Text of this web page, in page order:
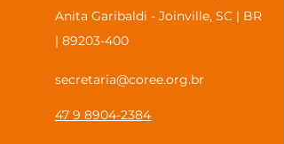
Anita Garibaldi - Joinville, SC | BR
| 89203-400
secretaria@coree.org.br
47 9 8904-2384